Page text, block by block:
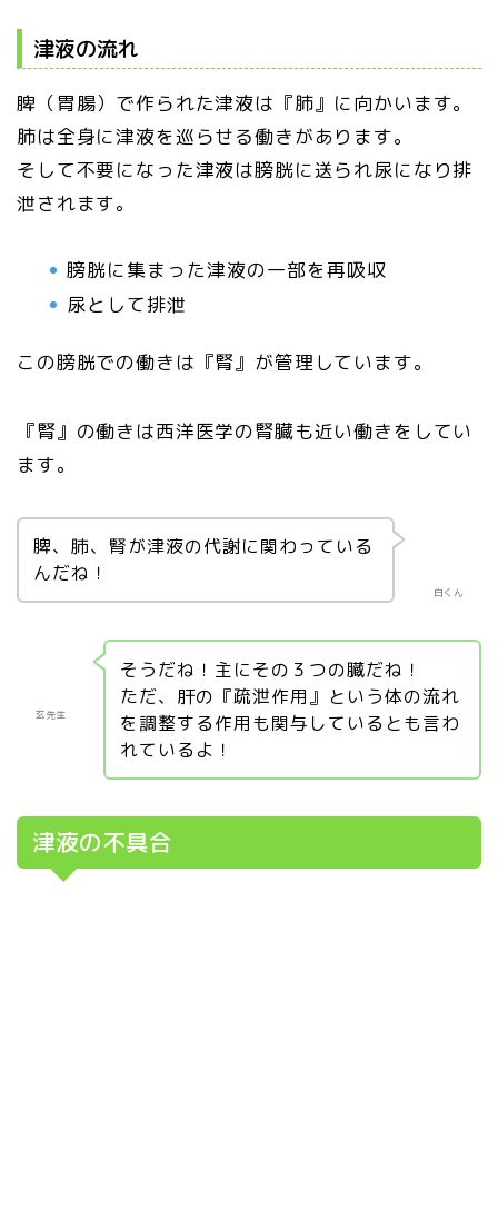
津液の流れ
脾（胃腸）で作られた津液は『肺』に向かいます。
肺は全身に津液を巡らせる働きがあります。
そして不要になった津液は膀胱に送られ尿になり排
泄されます。
膀胱に集まった津液の一部を再吸収
尿として排泄
この膀胱での働きは『腎』が管理しています。
『腎』の働きは西洋医学の腎臓も近い働きをしてい
ます。
白くん
脾、肺、腎が津液の代謝に関わっている
んだね！
玄先生
そうだね！主にその３つの臓だね！
ただ、肝の『疏泄作用』という体の流れ
を調整する作用も関与しているとも言わ
れているよ！
津液の不具合